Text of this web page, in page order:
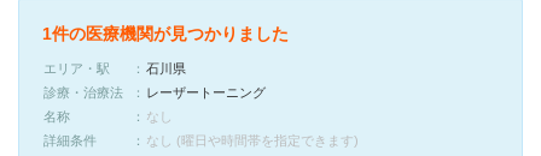
1件の医療機関が見つかりました
エリア・駅
石川県
診療・治療法
レーザートーニング
名称
なし
詳細条件
なし (曜日や時間帯を指定できます)